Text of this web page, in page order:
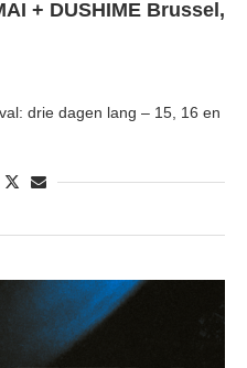
+ DUSHIME Brussel,
drie dagen lang – 15, 16 en